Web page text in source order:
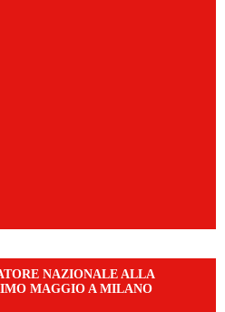
NAZIONALE ALLA
MAGGIO A MILANO